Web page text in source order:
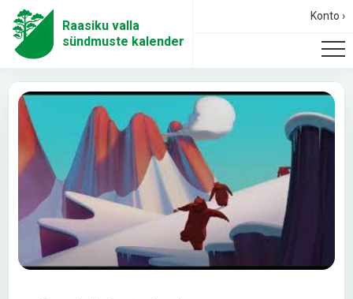
Raasiku valla
sündmuste kalender
Konto ›